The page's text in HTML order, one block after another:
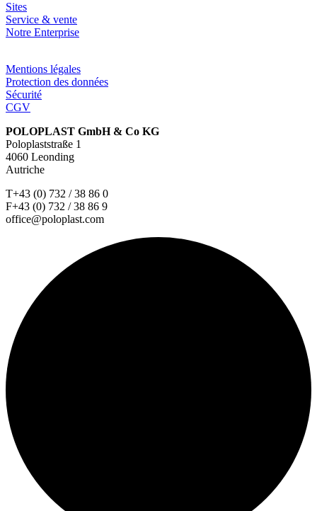
Sites
Service & vente
Notre Enterprise
Mentions légales
Protection des données
Sécurité
CGV
POLOPLAST GmbH & Co KG
Poloplaststraße 1
4060 Leonding
Autriche
T+43 (0) 732 / 38 86 0
F+43 (0) 732 / 38 86 9
office@poloplast.com